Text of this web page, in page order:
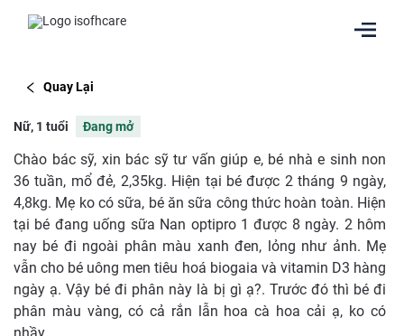
Quay Lại
Nữ, 1 tuổi Đang mở
Chào bác sỹ, xin bác sỹ tư vấn giúp e, bé nhà e sinh non
36 tuần, mổ đẻ, 2,35kg. Hiện tại bé được 2 tháng 9 ngày,
4,8kg. Mẹ ko có sữa, bé ăn sữa công thức hoàn toàn. Hiện
tại bé đang uống sữa Nan optipro 1 được 8 ngày. 2 hôm
nay bé đi ngoài phân màu xanh đen, lỏng như ảnh. Mẹ
vẫn cho bé uông men tiêu hoá biogaia và vitamin D3 hàng
ngày ạ. Vậy bé đi phân này là bị gì ạ?. Trước đó thì bé đi
phân màu vàng, có cả rắn lẫn hoa cà hoa cải ạ, ko có
nhầy.